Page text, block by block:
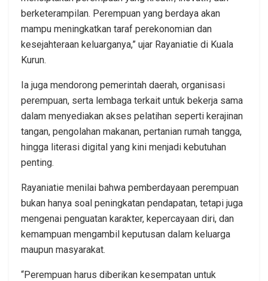
berketerampilan. Perempuan yang berdaya akan
mampu meningkatkan taraf perekonomian dan
kesejahteraan keluarganya,” ujar Rayaniatie di Kuala
Kurun.
Ia juga mendorong pemerintah daerah, organisasi
perempuan, serta lembaga terkait untuk bekerja sama
dalam menyediakan akses pelatihan seperti kerajinan
tangan, pengolahan makanan, pertanian rumah tangga,
hingga literasi digital yang kini menjadi kebutuhan
penting.
Rayaniatie menilai bahwa pemberdayaan perempuan
bukan hanya soal peningkatan pendapatan, tetapi juga
mengenai penguatan karakter, kepercayaan diri, dan
kemampuan mengambil keputusan dalam keluarga
maupun masyarakat.
“Perempuan harus diberikan kesempatan untuk